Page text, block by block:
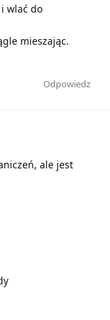
wlać do
mieszając.
Odpowiedz
ale jest